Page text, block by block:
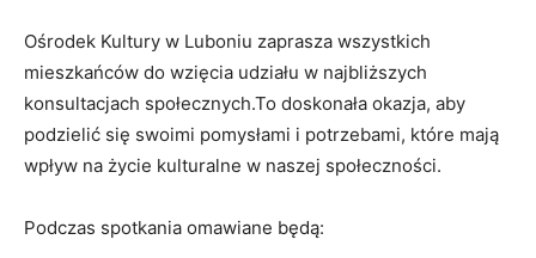
Ośrodek Kultury w Luboniu zaprasza wszystkich
mieszkańców do wzięcia udziału w najbliższych
konsultacjach społecznych.To doskonała okazja, aby
podzielić się swoimi pomysłami i potrzebami, które mają
wpływ na życie kulturalne w naszej społeczności.
Podczas spotkania omawiane będą: